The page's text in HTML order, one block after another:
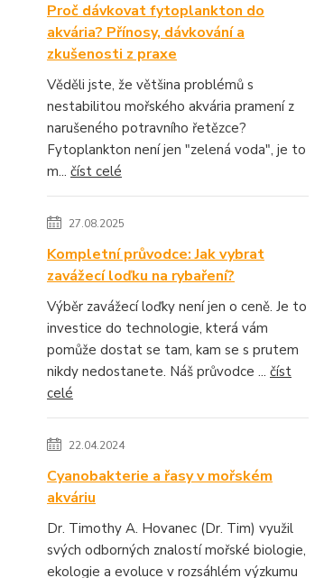
Proč dávkovat fytoplankton do
akvária? Přínosy, dávkování a
zkušenosti z praxe
Věděli jste, že většina problémů s
nestabilitou mořského akvária pramení z
narušeného potravního řetězce?
Fytoplankton není jen "zelená voda", je to
m... číst celé
27.08.2025
Kompletní průvodce: Jak vybrat
zavážecí loďku na rybaření?
Výběr zavážecí loďky není jen o ceně. Je to
investice do technologie, která vám
pomůže dostat se tam, kam se s prutem
nikdy nedostanete. Náš průvodce ... číst
celé
22.04.2024
Cyanobakterie a řasy v mořském
akváriu
Dr. Timothy A. Hovanec (Dr. Tim) využil
svých odborných znalostí mořské biologie,
ekologie a evoluce v rozsáhlém výzkumu